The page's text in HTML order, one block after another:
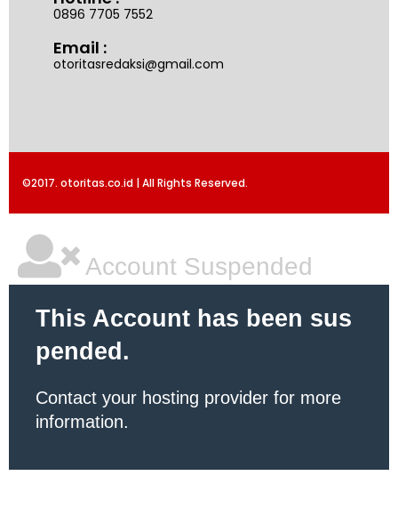
0896 7705 7552
Email :
otoritasredaksi@gmail.com
©2017. otoritas.co.id | All Rights Reserved.
Account Suspended
This Account has been sus
pended.
Contact your hosting provider for more
information.